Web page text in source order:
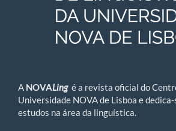
A NOVALing é a revista oficial do
Universidade NOVA de Lisboa e
estudos na área da linguística.